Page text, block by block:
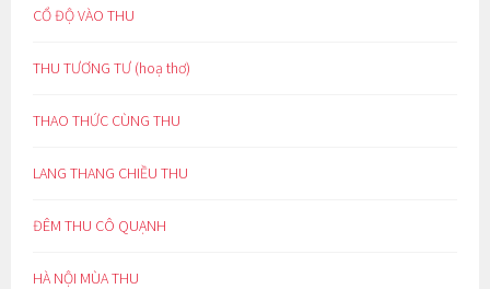
CỔ ĐỘ VÀO THU
THU TƯƠNG TƯ (hoạ thơ)
THAO THỨC CÙNG THU
LANG THANG CHIỀU THU
ĐÊM THU CÔ QUẠNH
HÀ NỘI MÙA THU